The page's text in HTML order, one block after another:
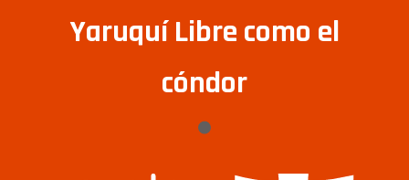
Yaruquí Libre como el
cóndor